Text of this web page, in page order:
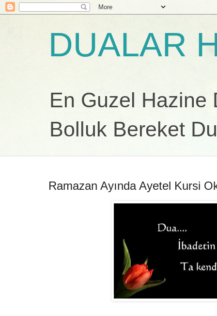
DUALAR
En Guzel Hazine
Bolluk Bereket
Ramazan Ayında Ayetel Kursi